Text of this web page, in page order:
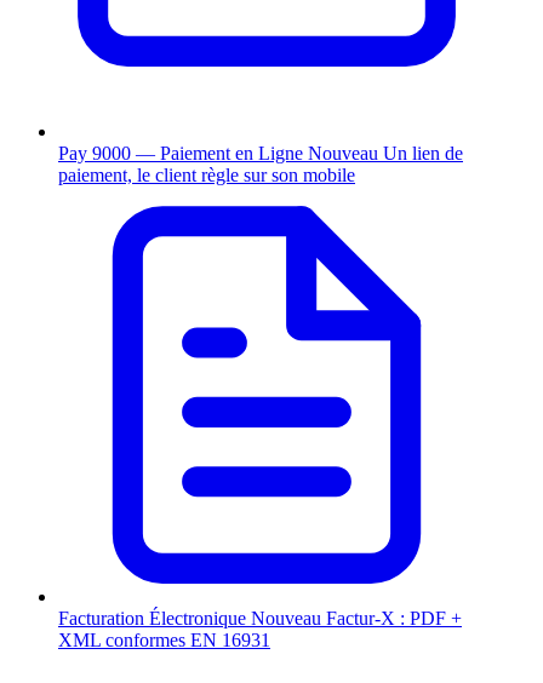
Pay 9000 — Paiement en Ligne Nouveau Un lien de
paiement, le client règle sur son mobile
Facturation Électronique Nouveau Factur-X : PDF +
XML conformes EN 16931